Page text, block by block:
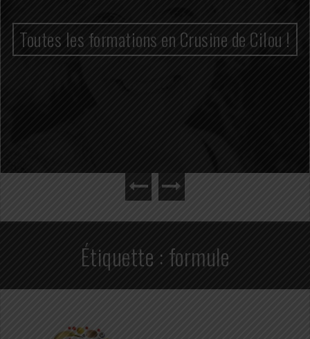
Toutes les formations en Crusine de Cilou !
Étiquette : formule